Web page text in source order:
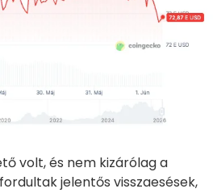
volt, és nem kizárólag a
jelentős visszaesések,